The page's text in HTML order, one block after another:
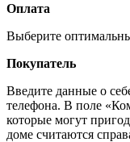
Оплата
Выберите
Покупатель
Введите данные о
телефона. В поле
которые могут
доме считаются